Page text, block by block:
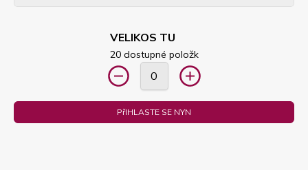
VELIKOS TU
20 dostupné položk
PřIHLASTE SE NYN